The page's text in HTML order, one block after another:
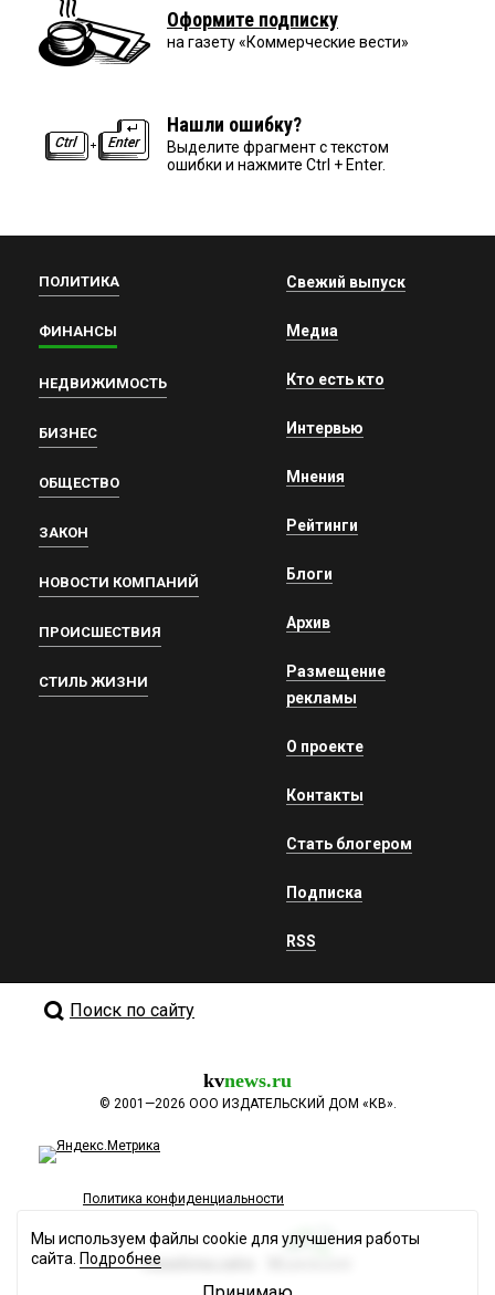
Оформите подписку
на газету «Коммерческие вести»
Нашли ошибку?
Выделите фрагмент с текстом
ошибки и нажмите Ctrl + Enter.
ПОЛИТИКА
ФИНАНСЫ
НЕДВИЖИМОСТЬ
БИЗНЕС
ОБЩЕСТВО
ЗАКОН
НОВОСТИ КОМПАНИЙ
ПРОИСШЕСТВИЯ
СТИЛЬ ЖИЗНИ
Свежий выпуск
Медиа
Кто есть кто
Интервью
Мнения
Рейтинги
Блоги
Архив
Размещение
рекламы
О проекте
Контакты
Стать блогером
Подписка
RSS
Поиск по сайту
kvnews.ru
© 2001—2026 ООО ИЗДАТЕЛЬСКИЙ ДОМ «КВ».
Политика конфиденциальности
Разработка сайта
Мы используем файлы cookie для улучшения работы
сайта. Подробнее